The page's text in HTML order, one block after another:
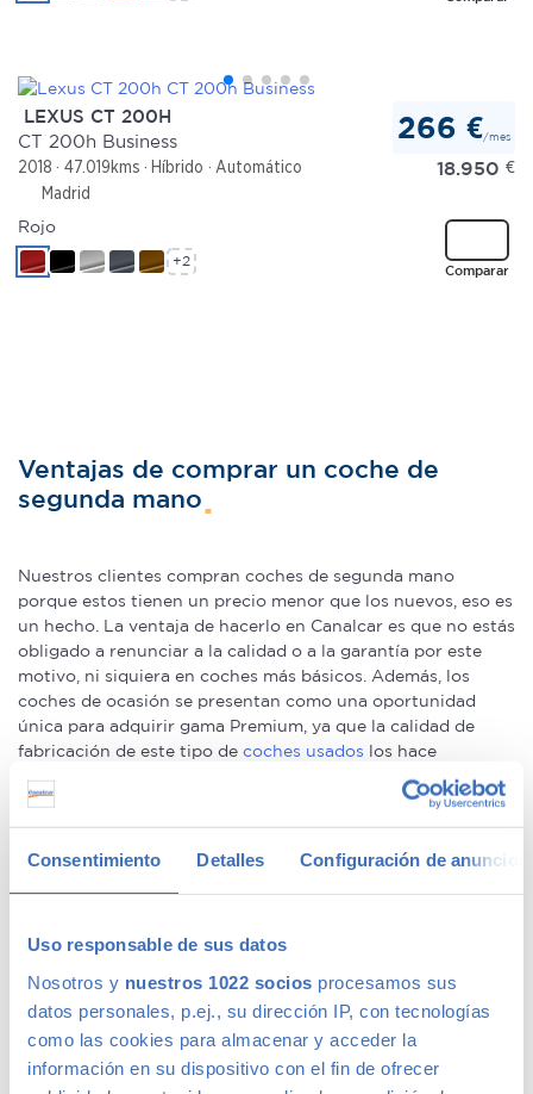
Consentimiento Detalles Configuración de anuncios
Uso responsable de sus datos
Nosotros y nuestros 1022 socios procesamos sus
datos personales, p.ej., su dirección IP, con tecnologías
como las cookies para almacenar y acceder la
información en su dispositivo con el fin de ofrecer
LEXUS CT 200H
CT 200h Business
2018 47.019kms Híbrido
Automático
Madrid
266 €/mes
18.950 €
Comparar
Rojo
+2
Ventajas de comprar un coche de
segunda mano
Nuestros clientes compran coches de segunda mano
porque estos tienen un precio menor que los nuevos, eso es
un hecho. La ventaja de hacerlo en Canalcar es que no estás
obligado a renunciar a la calidad o a la garantía por este
motivo, ni siquiera en coches más básicos. Además, los
coches de ocasión se presentan como una oportunidad
única para adquirir gama Premium, ya que la calidad de
fabricación de este tipo de coches usados los hace
conservarse en un perfecto estado –permitiéndote la
compra de un coche prácticamente nuevo a un precio
mucho menor–.
We speak fluently english!. Buy
second hand cars in Madrid
with confidence.
Ofertas en coches de segunda mano
Tenemos coches con descuentos
de hasta 6.000€ en gama
Premium y 1.000€ en gama media. Todos nuestros coches
de segunda mano tienen precios fijos, pero siempre podrás